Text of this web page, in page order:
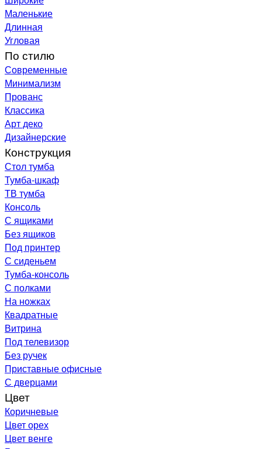
Маленькие
Длинная
Угловая
По стилю
Современные
Минимализм
Прованс
Классика
Арт деко
Дизайнерские
Конструкция
Стол тумба
Тумба-шкаф
ТВ тумба
Консоль
С ящиками
Без ящиков
Под принтер
С сиденьем
Тумба-консоль
С полками
На ножках
Квадратные
Витрина
Под телевизор
Без ручек
Приставные офисные
С дверцами
Цвет
Коричневые
Цвет орех
Цвет венге